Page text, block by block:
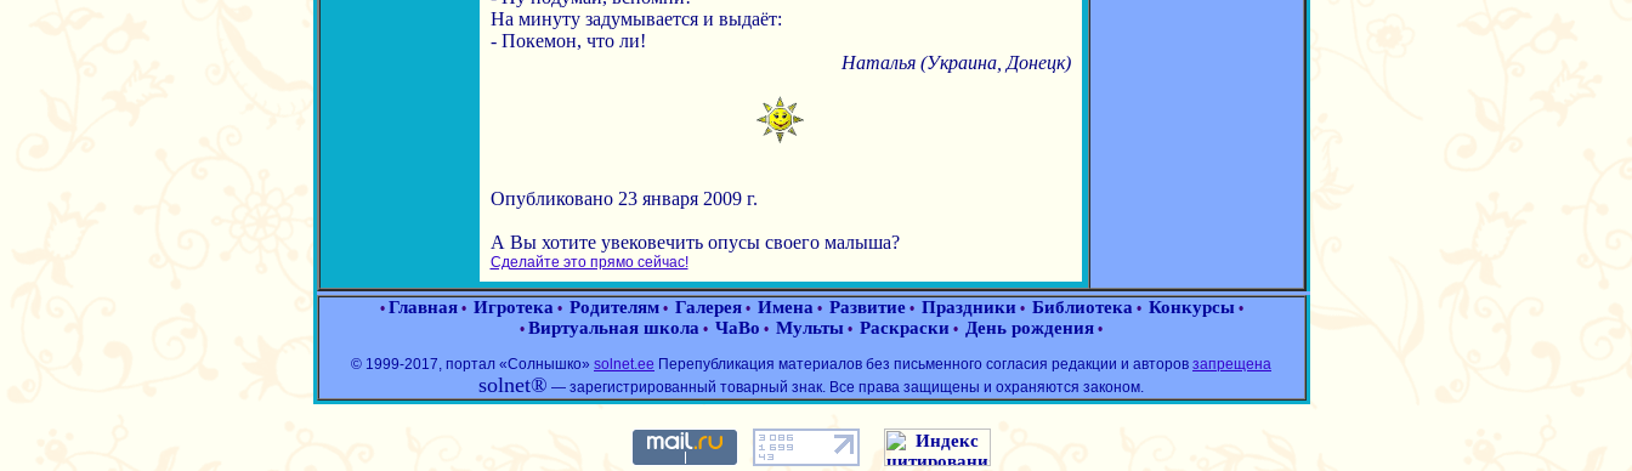
На минуту задумывается и выдаёт:
- Покемон, что ли!
Наталья (Украина, Донецк)
Опубликовано 23 января 2009 г.
А Вы хотите увековечить опусы своего малыша?
Сделайте это прямо сейчас!
• Главная• Игротека• Родителям• Галерея• Имена• Развитие• Праздники • Библиотека• Конкурсы•
• Виртуальная школа • ЧаВо • Мульты • Раскраски • День рождения •
© 1999-2017, портал «Солнышко» solnet.ee Перепубликация материалов без письменного согласия редакции и авторов запрещена
solnet® — зарегистрированный товарный знак. Все права защищены и охраняются законом.